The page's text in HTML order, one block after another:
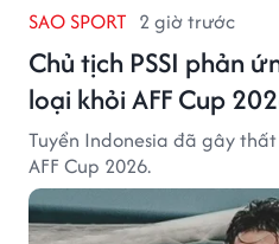
SAO SPORT 2 giờ trước
Chủ tịch PSSI phản
loại khỏi AFF Cup
Tuyển Indonesia đã gây
AFF Cup 2026.